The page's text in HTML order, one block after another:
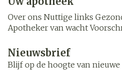
Over ons Nuttige links
Apotheker van wacht
Nieuwsbrief
Blijf op de hoogte van